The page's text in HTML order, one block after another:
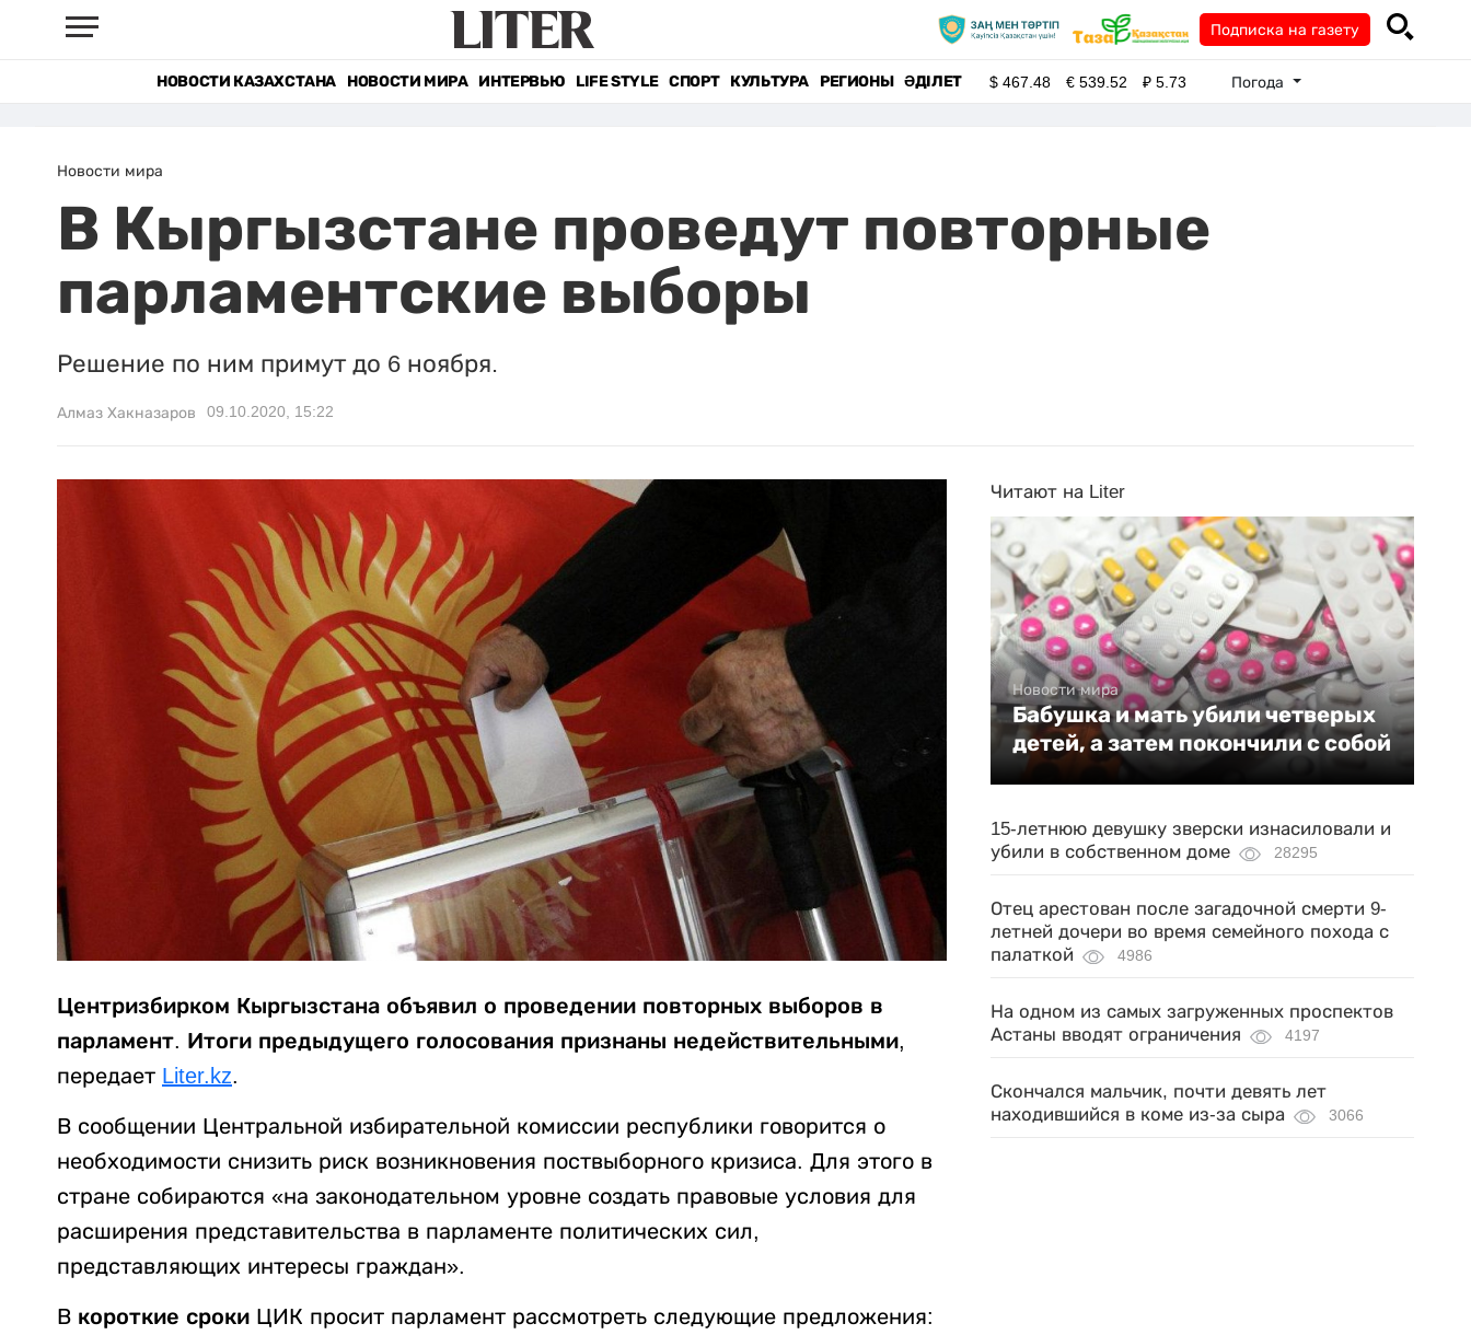
Подписка на газету
НОВОСТИ КАЗАХСТАНА НОВОСТИ МИРА ИНТЕРВЬЮ LIFE STYLE СПОРТ КУЛЬТУРА РЕГИОНЫ ӘДІЛЕТ $467.48 €539.52 ₽5.73 Погода
Новости мира
В Кыргызстане проведут повторные
парламентские выборы
Решение по ним примут до 6 ноября.
Алмаз Хакназаров 09.10.2020, 15:22
Центризбирком Кыргызстана объявил о проведении повторных выборов в
парламент. Итоги предыдущего голосования признаны недействительными,
передает Liter.kz.
В сообщении Центральной избирательной комиссии республики говорится о
необходимости снизить риск возникновения поствыборного кризиса. Для этого в
стране собираются «на законодательном уровне создать правовые условия для
расширения представительства в парламенте политических сил,
представляющих интересы граждан».
В короткие сроки ЦИК просит парламент рассмотреть следующие предложения:
Читают на Liter
Новости мира
Бабушка и мать убили четверых
детей, а затем покончили с собой
15-летнюю девушку зверски изнасиловали и
убили в собственном доме
28295
Отец арестован после загадочной смерти 9-
летней дочери во время семейного похода с
палаткой
4986
На одном из самых загруженных проспектов
Астаны вводят ограничения
4197
Скончался мальчик, почти девять лет
находившийся в коме из-за сыра
3066